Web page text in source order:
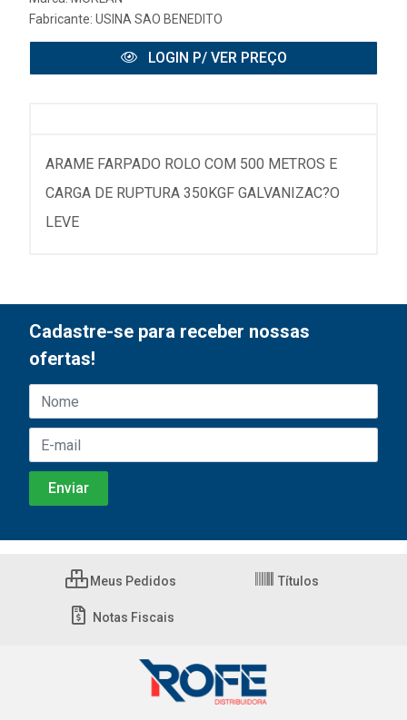
Fabricante: USINA SAO BENEDITO
LOGIN P/ VER PREÇO
ARAME FARPADO ROLO COM 500 METROS E
CARGA DE RUPTURA 350KGF GALVANIZAC?O
LEVE
Cadastre-se para receber nossas
ofertas!
Meus Pedidos Títulos
Notas Fiscais